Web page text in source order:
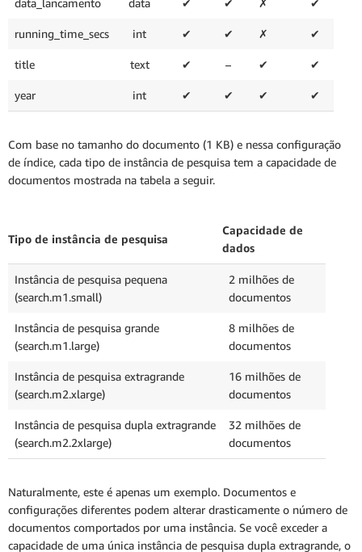
data_lancamento data ✔ ✔ ✗ ✔
running_time_secs int ✔ ✔ ✗ ✔
title text ✔ – ✔ ✔
year int ✔ ✔ ✔ ✔
Com base no tamanho do documento (1 KB) e nessa configuração
de índice, cada tipo de instância de pesquisa tem a capacidade de
documentos mostrada na tabela a seguir.
Tipo de instância de pesquisa
Capacidade de
dados
Instância de pesquisa pequena
(search.m1.small)
2 milhões de
documentos
Instância de pesquisa grande
(search.m1.large)
8 milhões de
documentos
Instância de pesquisa extragrande
(search.m2.xlarge)
16 milhões de
documentos
Instância de pesquisa dupla extragrande
(search.m2.2xlarge)
32 milhões de
documentos
Naturalmente, este é apenas um exemplo. Documentos e
configurações diferentes podem alterar drasticamente o número de
documentos comportados por uma instância. Se você exceder a
capacidade de uma única instância de pesquisa dupla extragrande, o